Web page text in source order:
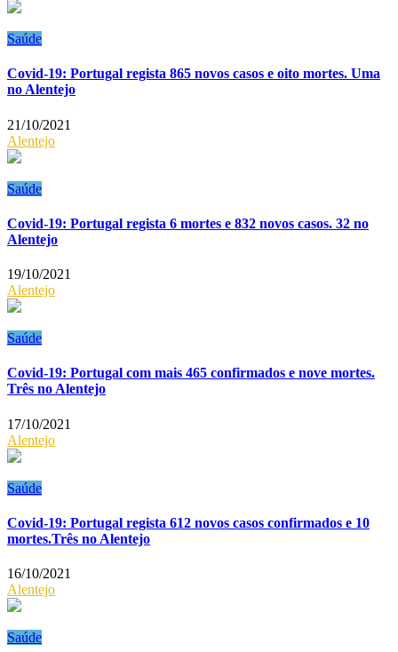
Saúde
Covid-19: Portugal regista 865 novos casos e oito mortes. Uma
no Alentejo
21/10/2021
Alentejo
Saúde
Covid-19: Portugal regista 6 mortes e 832 novos casos. 32 no
Alentejo
19/10/2021
Alentejo
Saúde
Covid-19: Portugal com mais 465 confirmados e nove mortes.
Três no Alentejo
17/10/2021
Alentejo
Saúde
Covid-19: Portugal regista 612 novos casos confirmados e 10
mortes.Três no Alentejo
16/10/2021
Alentejo
Saúde